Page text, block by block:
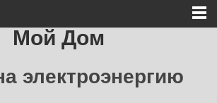
Мой Дом
электроэнергию